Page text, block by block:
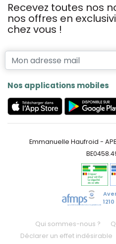
Recevez toutes nos
nos offres en
chez vous !
Nos applications mobiles
Emmanuelle Haufroid -
Qui sommes-nous ?
Déclarer un effet indésirable